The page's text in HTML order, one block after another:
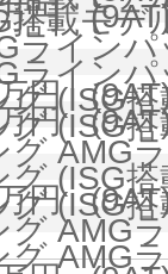
円
搭載モ
ライン
円
ライン
円
グ (ISG
グ (ISG
AMG
円
グ (ISG
グ (ISG
AMG
AMG